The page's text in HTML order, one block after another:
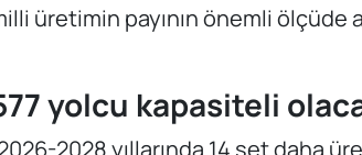
üretimin payının önemli ölçüde
yolcu kapasiteli
2028 yıllarında 14 set daha